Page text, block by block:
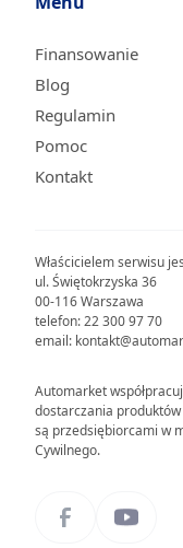
Właścicielem serwisu
ul. Świętokrzyska 36
00-116 Warszawa
telefon: 22 300 97 70
email:
Automarket
dostarczania produktów
są przedsiębiorcami w
Cywilnego.
Finansowanie
Blog
Regulamin
Pomoc
Kontakt